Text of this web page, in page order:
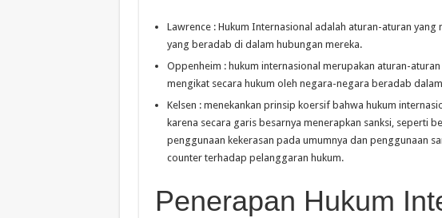
Lawrence : Hukum Internasional adalah aturan-aturan
yang beradab di dalam hubungan mereka.
Oppenheim : hukum internasional merupakan aturan-
mengikat secara hukum oleh negara-negara beradab
Kelsen : menekankan prinsip koersif bahwa hukum
karena secara garis besarnya menerapkan sanksi, seperti
penggunaan kekerasan pada umumnya dan penggunaan
counter terhadap pelanggaran hukum.
Penerapan Hukum